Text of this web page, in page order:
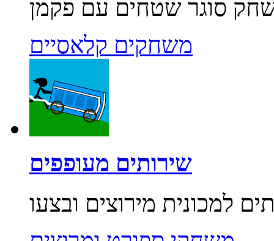
משחקים קלאסיים
שירותים מעופפים